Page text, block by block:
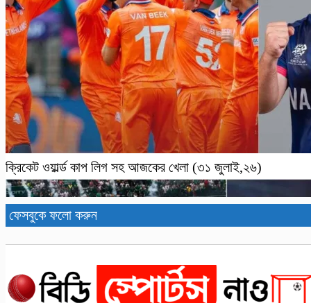
ক্রিকেট ওয়ার্ল্ড কাপ লিগ সহ আজকের খেলা (৩১ জুলাই,২৬)
ফেসবুকে ফলো করুন